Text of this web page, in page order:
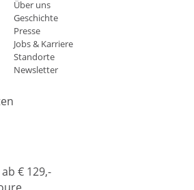
Über uns
Geschichte
Presse
Jobs & Karriere
Standorte
Newsletter
€ 129,-